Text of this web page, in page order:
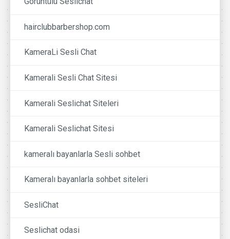
hairclubbarbershop.com
KameraLi Sesli Chat
Kamerali Sesli Chat Sitesi
Kamerali Seslichat Siteleri
Kamerali Seslichat Sitesi
kameralı bayanlarla Sesli sohbet
Kameralı bayanlarla sohbet siteleri
SesliChat
Seslichat odasi